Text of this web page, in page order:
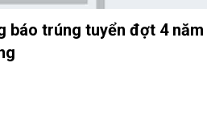
báo trúng tuyển đợt 4 năm